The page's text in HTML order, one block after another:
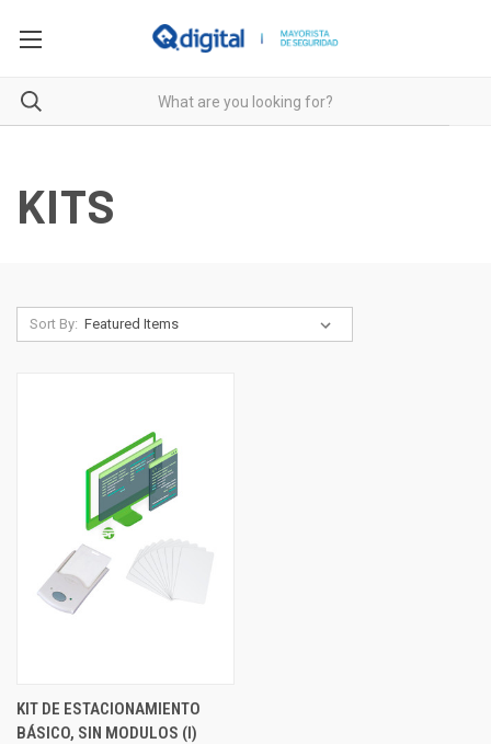
KITS
Sort By:
KIT DE ESTACIONAMIENTO
BÁSICO, SIN MODULOS (I)